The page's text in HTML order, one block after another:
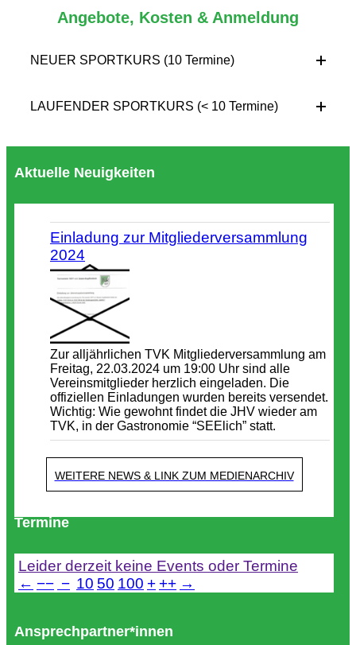
Angebote, Kosten & Anmeldung
NEUER SPORTKURS (10 Termine)
LAUFENDER SPORTKURS (< 10 Termine)
Aktuelle Neuigkeiten
Einladung zur Mitgliederversammlung
2024
Zur alljährlichen TVK Mitgliederversammlung am
Freitag, 22.03.2024 um 19:00 Uhr sind alle
Vereinsmitglieder herzlich eingeladen. Die
offiziellen Einladungen wurden bereits versendet.
Wichtig: Wie gewohnt findet die JHV wieder am
TVK, in der Gastronomie “SEElich” statt.
WEITERE NEWS & LINK ZUM MEDIENARCHIV
Termine
Leider derzeit keine Events oder Termine
← −− − 10 50 100 + ++ →
Ansprechpartner*innen